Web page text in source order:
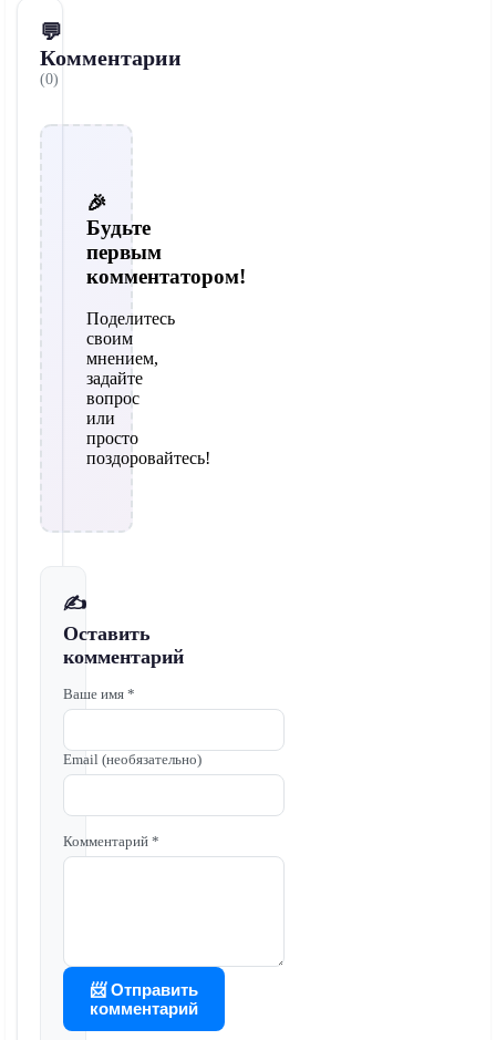
💬
Комментарии
(0)
🎉
Будьте
первым
комментатором!
Поделитесь
своим
мнением,
задайте
вопрос
или
просто
поздоровайтесь!
✍️
Оставить
комментарий
Ваше имя *
Email (необязательно)
Комментарий *
📨 Отправить
комментарий